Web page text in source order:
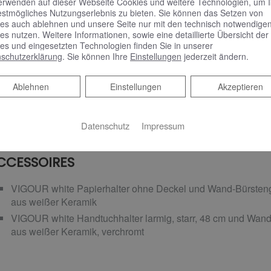
COSMO Wien Design-Badheizkörper drehbar, 175,4 x 75
VIGOUR white Papierhalter ohne Deckel und Wand-
aus weißer Keramik
VIGOUR white Handtuchhalter larmig, starr, 48 cm und
aus weißer Keramik, verchromt
Nutzungserlebnis zu bieten. Sie können das Setzen von
auch ablehnen und unsere Seite nur mit den technisch notwendigen
nutzen. Weitere Informationen, sowie eine detaillierte Übersicht der
und eingesetzten Technologien finden Sie in unserer
. Sie können Ihre Einstellungen jederzeit ändern.
Akzeptieren
Einstellungen
Ablehnen
Ablehnen
Datenschutz Impressum